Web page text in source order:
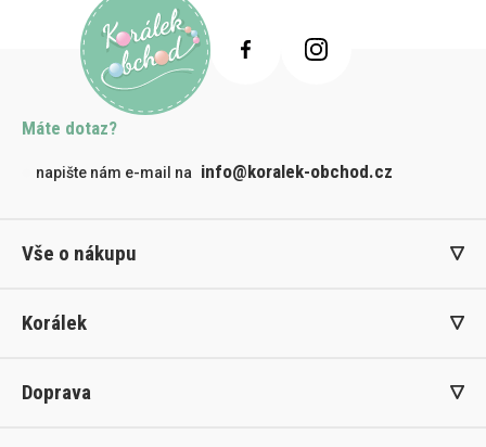
Máte dotaz?
napište nám e-mail na info@koralek-obchod.cz
Vše o nákupu
Korálek
Doprava